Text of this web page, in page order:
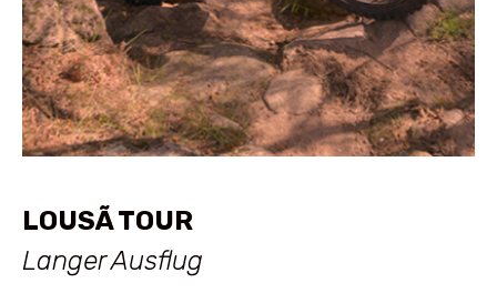
LOUSÃ TOUR
Langer Ausflug